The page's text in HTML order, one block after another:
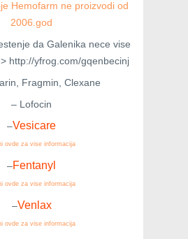
Hemofarm ne proizvodi od
2006.god
da Galenika nece vise
http://yfrog.com/gqenbecinj
Fragmin, Clexane
– Lofocin
–Vesicare
ovde za vise informacija
–Fentanyl
ovde za vise informacija
–Venlax
ovde za vise informacija